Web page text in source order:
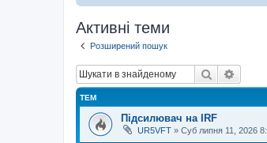
Активні теми
Розширений пошук
Пошук
ТЕМ
Підсилювач на IRF
UR5VFT » Суб липня 11, 2026